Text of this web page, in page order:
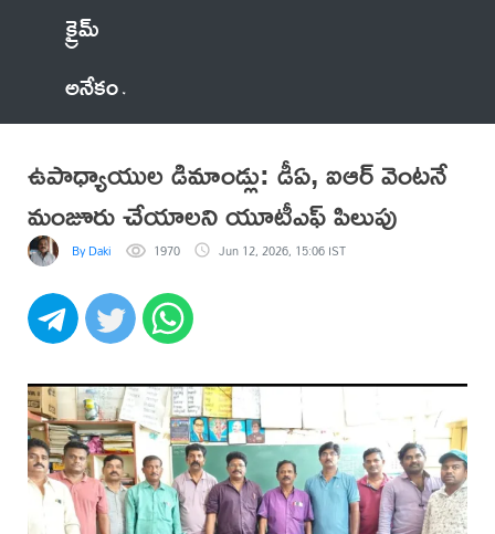
క్రైమ్
అనేకం
ఉపాధ్యాయుల డిమాండ్లు: డీఏ, ఐఆర్ వెంటనే
మంజూరు చేయాలని యూటీఎఫ్ పిలుపు
By Daki 1970 Jun 12, 2026, 15:06 IST